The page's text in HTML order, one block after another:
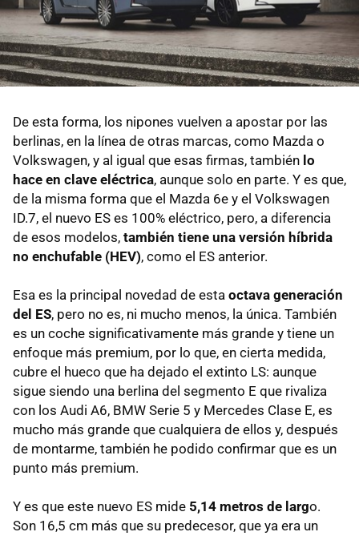
De esta forma, los nipones vuelven a apostar por las
berlinas, en la línea de otras marcas, como Mazda o
Volkswagen, y al igual que esas firmas, también lo
hace en clave eléctrica, aunque solo en parte. Y es que,
de la misma forma que el Mazda 6e y el Volkswagen
ID.7, el nuevo ES es 100% eléctrico, pero, a diferencia
de esos modelos, también tiene una versión híbrida
no enchufable (HEV), como el ES anterior.
Esa es la principal novedad de esta octava generación
del ES, pero no es, ni mucho menos, la única. También
es un coche significativamente más grande y tiene un
enfoque más premium, por lo que, en cierta medida,
cubre el hueco que ha dejado el extinto LS: aunque
sigue siendo una berlina del segmento E que rivaliza
con los Audi A6, BMW Serie 5 y Mercedes Clase E, es
mucho más grande que cualquiera de ellos y, después
de montarme, también he podido confirmar que es un
punto más premium.
Y es que este nuevo ES mide 5,14 metros de largo.
Son 16,5 cm más que su predecesor, que ya era un